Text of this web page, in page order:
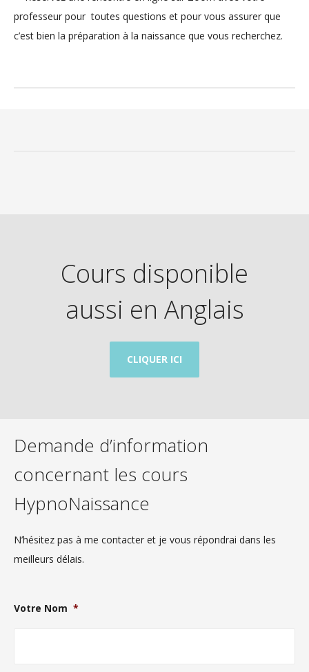
professeur pour toutes questions et pour vous assurer que
c’est bien la préparation à la naissance que vous recherchez.
Cours disponible
aussi en Anglais
CLIQUER ICI
Demande d’information
concernant les cours
HypnoNaissance
N’hésitez pas à me contacter et je vous répondrai dans les
meilleurs délais.
Votre Nom *